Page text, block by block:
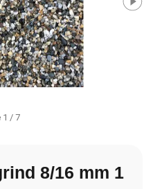
1 / 7
8/16 mm 1